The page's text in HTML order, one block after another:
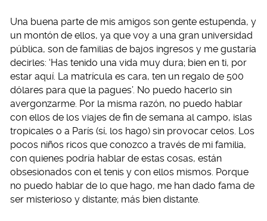
Una buena parte de mis amigos son gente estupenda, y
un montón de ellos, ya que voy a una gran universidad
pública, son de familias de bajos ingresos y me gustaría
decirles: ‘Has tenido una vida muy dura; bien en ti, por
estar aquí. La matrícula es cara, ten un regalo de 500
dólares para que la pagues’. No puedo hacerlo sin
avergonzarme. Por la misma razón, no puedo hablar
con ellos de los viajes de fin de semana al campo, islas
tropicales o a París (sí, los hago) sin provocar celos. Los
pocos niños ricos que conozco a través de mi familia,
con quienes podría hablar de estas cosas, están
obsesionados con el tenis y con ellos mismos. Porque
no puedo hablar de lo que hago, me han dado fama de
ser misterioso y distante; más bien distante.